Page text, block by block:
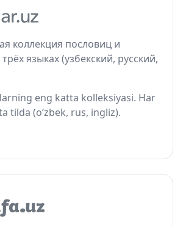
коллекция пословиц и
языках (узбекский, русский,
eng katta kolleksiyasi. Har
tilda (o‘zbek, rus, ingliz).